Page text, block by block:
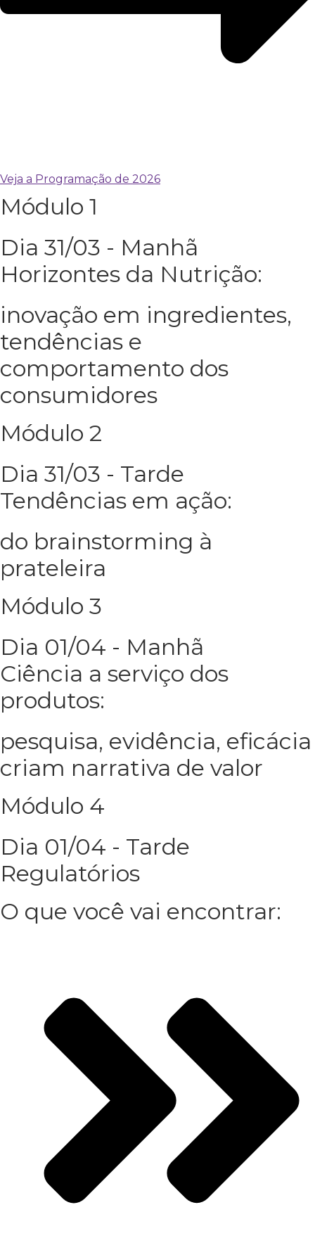
Veja a Programação de 2026
Módulo 1
Dia 31/03 - Manhã
Horizontes da Nutrição:
inovação em ingredientes,
tendências e
comportamento dos
consumidores
Módulo 2
Dia 31/03 - Tarde
Tendências em ação:
do brainstorming à
prateleira
Módulo 3
Dia 01/04 - Manhã
Ciência a serviço dos
produtos:
pesquisa, evidência, eficácia
criam narrativa de valor
Módulo 4
Dia 01/04 - Tarde
Regulatórios
O que você vai encontrar: